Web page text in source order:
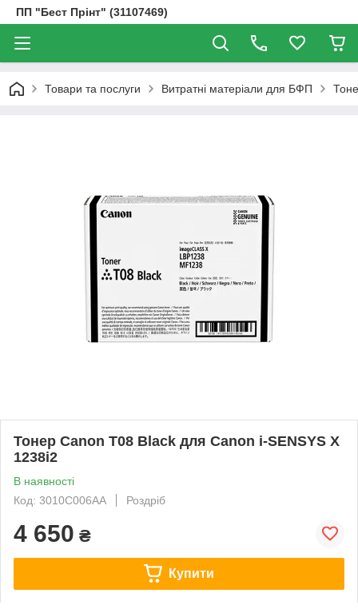
ПП "Бест Прінт" (31107469)
Товари та послуги Витратні матеріали для БФП
Тонер Canon T08 Black для Canon i-SENSYS X
1238i2
В наявності
Код: 3010C006AA
Роздріб
4 650 ₴
Купити